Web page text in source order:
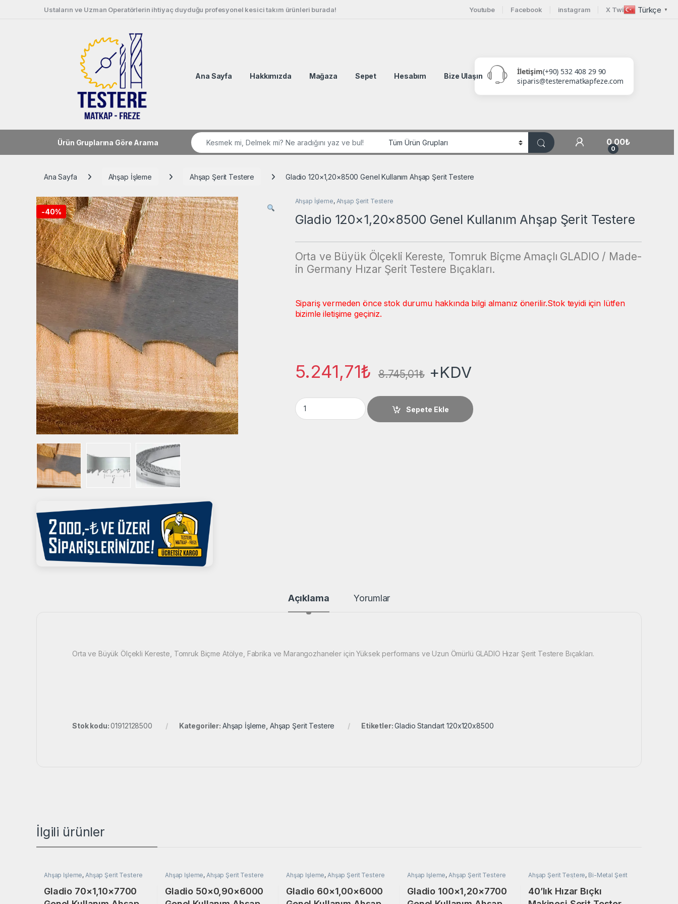
Ustaların ve Uzman Operatörlerin ihtiyaç duyduğu profesyonel kesici takım ürünleri burada! Youtube Facebook instagram X Twitter
Ana Sayfa Hakkımızda Mağaza Sepet Hesabım Bize Ulaşın İletişim(+90) 532 408 29 90
siparis@testerematkapfeze.com
Ürün Gruplarına Göre Arama
Search for:
My Account
0
0,00₺
Ana Sayfa Ahşap İşleme Ahşap Şerit Testere Gladio 120×1,20×8500 Genel Kullanım Ahşap Şerit Testere
-40%
Ahşap İşleme, Ahşap Şerit Testere
Gladio 120×1,20×8500 Genel Kullanım Ahşap Şerit Testere
Orta ve Büyük Ölçekli Kereste, Tomruk Biçme Amaçlı GLADIO / Made-
in Germany Hızar Şerit Testere Bıçakları.
Sipariş vermeden önce stok durumu hakkında bilgi almanız önerilir.Stok teyidi için lütfen
bizimle iletişime geçiniz.
5.241,71₺ 8.745,01₺ +KDV
Gladio 120x1,20x8500 Genel Kullanım Ahşap Şerit Testere quantity
Sepete Ekle
Açıklama Yorumlar
Orta ve Büyük Ölçekli Kereste, Tomruk Biçme Atölye, Fabrika ve Marangozhaneler için Yüksek performans ve Uzun Ömürlü GLADIO Hızar Şerit Testere Bıçakları.
Stok kodu:01912128500 Kategoriler: Ahşap İşleme Ahşap Şerit Testere Etiketler:Gladio Standart 120x120x8500
İlgili ürünler
Ahşap İşleme,Ahşap Şerit Testere
Gladio 70×1,10×7700
Ahşap İşleme,Ahşap Şerit Testere
Gladio 50×0,90×6000
Ahşap İşleme,Ahşap Şerit Testere
Gladio 60×1,00×6000
Ahşap İşleme,Ahşap Şerit Testere
Gladio 100×1,20×7700
Ahşap Şerit Testere, Bi-Metal Şerit
Testere
40’lık Hızar Bıçkı
Türkçe ▼